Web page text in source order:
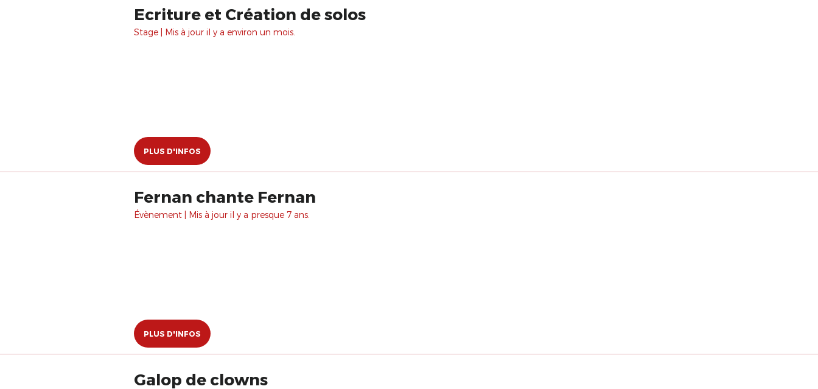
Ecriture et Création de solos
Stage | Mis à jour il y a environ un mois.
PLUS D'INFOS
Fernan chante Fernan
Évènement | Mis à jour il y a presque 7 ans.
PLUS D'INFOS
Galop de clowns